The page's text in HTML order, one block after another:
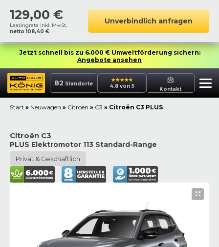
129,00 €
Leasingrate inkl. MwSt.
netto108,40 €
Unverbindlich anfragen
Jetzt schnell bis zu 6.000 € Umweltförderung sichern:
Angebote ansehen
82 Standorte 4.8 von 5 Kontakt
Start » Neuwagen » Citroën » C3 » Citroën C3 PLUS
Citroën C3
PLUS Elektromotor 113 Standard-Range
Privat & Geschäftlich